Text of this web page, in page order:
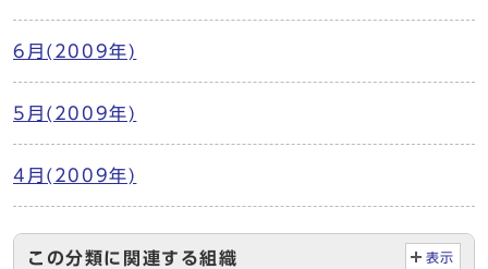
6月(2009年)
5月(2009年)
4月(2009年)
この分類に関連する組織 表示